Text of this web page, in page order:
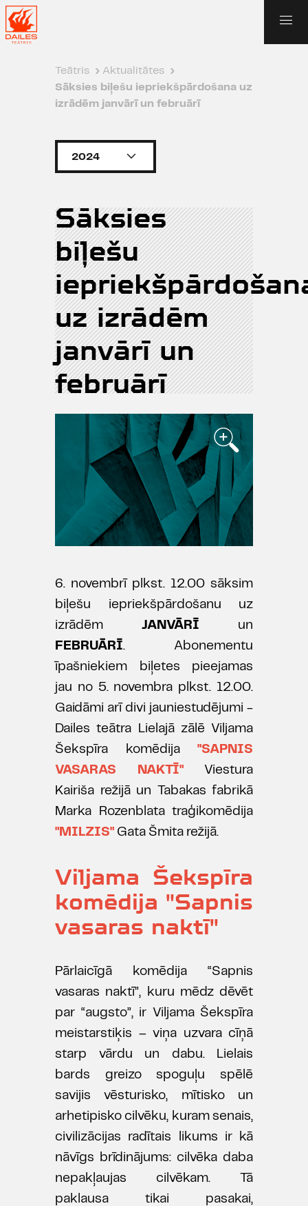
Teātris › Aktualitātes ›
Sāksies biļešu iepriekšpārdošana uz
izrādēm janvārī un februārī
2024
Sāksies
biļešu
uz izrādēm
janvārī un
februārī
6. novembrī plkst. 12.00 sāksim
biļešu iepriekšpārdošanu uz
izrādēm JANVĀRĪ un
FEBRUĀRĪ. Abonementu
īpašniekiem biļetes pieejamas
jau no 5. novembra plkst. 12.00.
Gaidāmi arī divi jauniestudējumi -
Dailes teātra Lielajā zālē Viljama
Šekspīra komēdija "SAPNIS
VASARAS NAKTĪ" Viestura
Kairiša režijā un Tabakas fabrikā
Marka Rozenblata traģikomēdija
"MILZIS" Gata Šmita režijā.
Viljama Šekspīra
komēdija "Sapnis
vasaras naktī"
Pārlaicīgā komēdija “Sapnis
vasaras naktī”, kuru mēdz dēvēt
par “augsto”, ir Viljama Šekspīra
meistarstiķis – viņa uzvara cīņā
starp vārdu un dabu. Lielais
bards greizo spoguļu spēlē
savijis vēsturisko, mītisko un
arhetipisko cilvēku, kuram senais,
civilizācijas radītais likums ir kā
nāvīgs brīdinājums: cilvēka daba
nepakļaujas cilvēkam. Tā
paklausa tikai pasakai,